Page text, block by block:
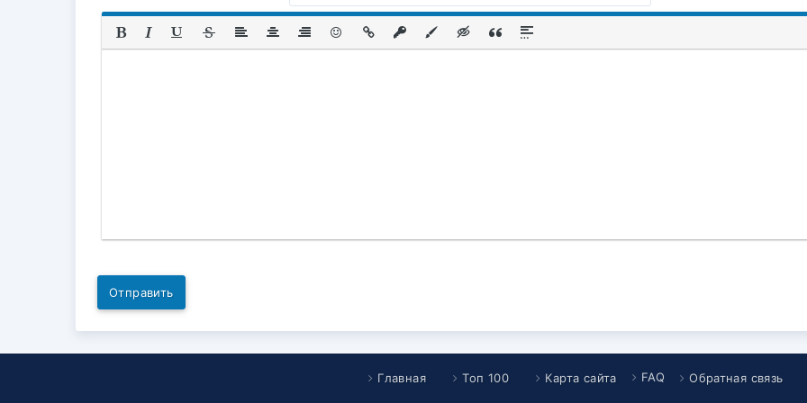
Отправить
Главная Топ 100 Карта сайта FAQ Обратная связь